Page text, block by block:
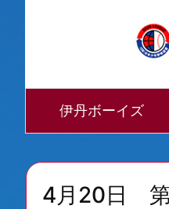
伊丹ボーイズ
4月20日 第